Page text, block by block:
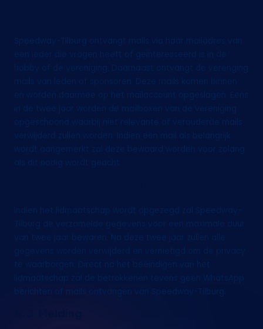
Speedway-Tilburg ontvangt mails via haar mailadres van
een ieder die vragen heeft of geïnteresseerd is in de
hobby of de vereniging. Daarnaast ontvangt de verenging
mails van leden of sponsoren. Deze mails komen binnen
en worden daarmee op het mailaccount opgeslagen. Eens
in de twee jaar worden de mailboxen van de vereniging
opgeschoond waarbij niet relevante of verouderde mails
verwijderd zullen worden. Indien een mail als belangrijk
wordt aangemerkt zal deze bewaard worden voor zolang
als dit nodig wordt geacht.
Indien het lidmaatschap wordt opgezegd zal Speedway-
Tilburg de verzamelde gegevens voor een maximale duur
van twee jaar bewaren. Na deze twee jaar zullen alle
gegevens worden verwijderd en vernietigd om de privacy
te waarborgen. Direct na het beëindigen van het
lidmaatschap zal de betrokkenen tevens geen WhatsApp
berichten of mails ontvangen van Speedway-Tilburg.